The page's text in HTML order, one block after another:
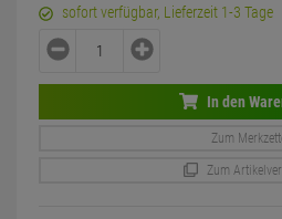
sofort verfügbar, Lieferzeit 1-3 Tage
In den
Zum
Zum